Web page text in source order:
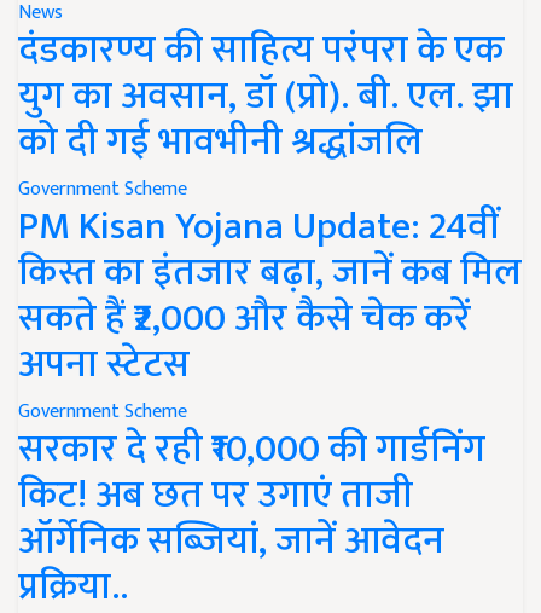
News
दंडकारण्य की साहित्य परंपरा के एक
युग का अवसान, डॉ (प्रो). बी. एल. झा
को दी गई भावभीनी श्रद्धांजलि
Government Scheme
PM Kisan Yojana Update: 24वीं
किस्त का इंतजार बढ़ा, जानें कब मिल
सकते हैं ₹2,000 और कैसे चेक करें
अपना स्टेटस
Government Scheme
सरकार दे रही ₹10,000 की गार्डनिंग
किट! अब छत पर उगाएं ताजी
ऑर्गेनिक सब्जियां, जानें आवेदन
प्रक्रिया..